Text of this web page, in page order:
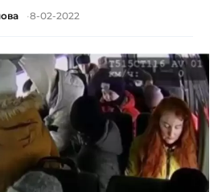
8-02-2022